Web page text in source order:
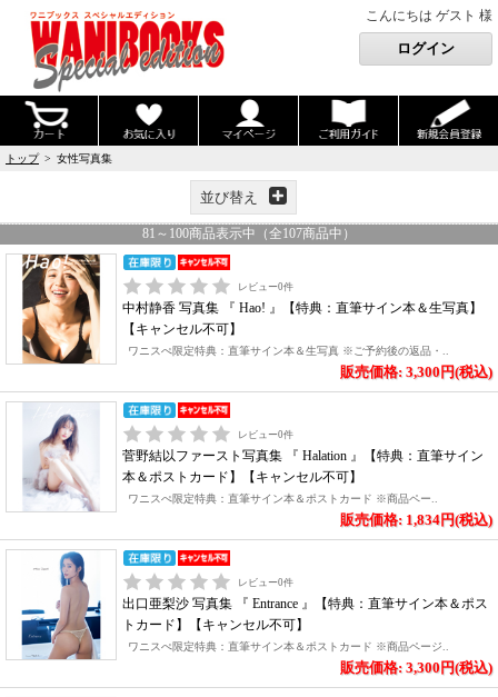
こんにちは ゲスト 様
トップ> 女性写真集
並び替え
81 ～ 100商品表示中（全107商品中）
レビュー0件
中村静香 写真集 『 Hao! 』【特典：直筆サイン本＆生写真】
【キャンセル不可】
ワニスぺ限定特典：直筆サイン本＆生写真 ※ご予約後の返品・..
販売価格: 3,300円(税込)
レビュー0件
菅野結以ファースト写真集 『 Halation 』【特典：直筆サイン
本＆ポストカード】【キャンセル不可】
ワニスぺ限定特典：直筆サイン本＆ポストカード ※商品ペー..
販売価格: 1,834円(税込)
レビュー0件
出口亜梨沙 写真集 『 Entrance 』【特典：直筆サイン本＆ポス
トカード】【キャンセル不可】
ワニスぺ限定特典：直筆サイン本＆ポストカード ※商品ページ..
販売価格: 3,300円(税込)